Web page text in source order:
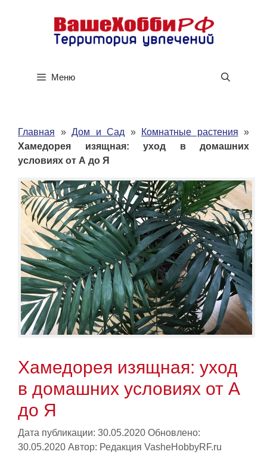
содержимому
Меню
Главная » Дом и Сад » Комнатные растения »
Хамедорея изящная: уход в домашних
условиях от А до Я
Хамедорея изящная: уход
в домашних условиях от А
до Я
Дата публикации: 30.05.2020 Обновлено:
30.05.2020 Автор: Редакция VasheHobbyRF.ru